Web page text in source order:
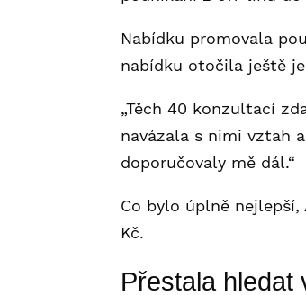
Nabídku promovala
nabídku otočila ještě
„Těch 40 konzultací
navázala s nimi vztah
doporučovaly mě dál.“
Co bylo úplně
Kč.
Přestala hledat